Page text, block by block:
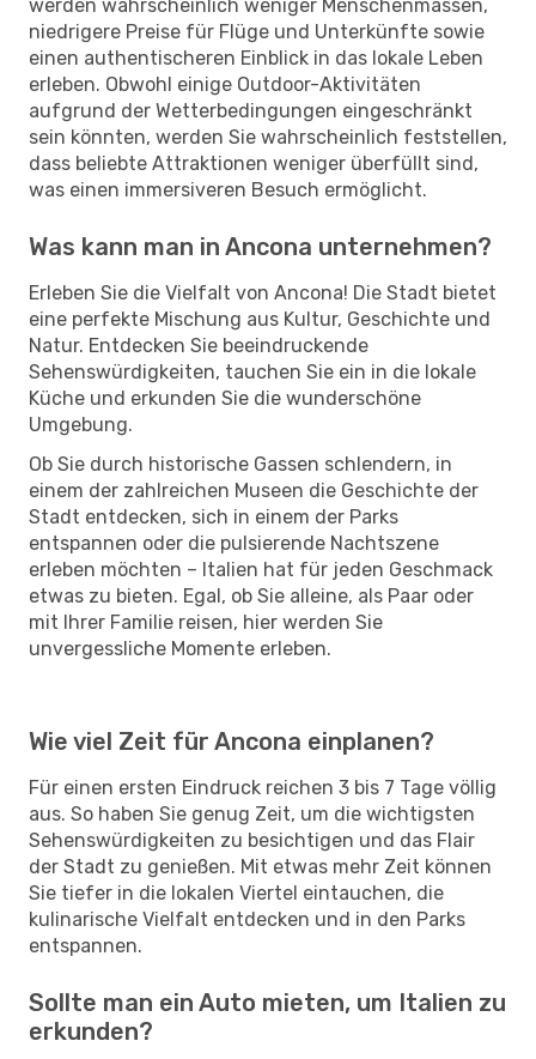
werden wahrscheinlich weniger Menschenmassen,
niedrigere Preise für Flüge und Unterkünfte sowie
einen authentischeren Einblick in das lokale Leben
erleben. Obwohl einige Outdoor-Aktivitäten
aufgrund der Wetterbedingungen eingeschränkt
sein könnten, werden Sie wahrscheinlich feststellen,
dass beliebte Attraktionen weniger überfüllt sind,
was einen immersiveren Besuch ermöglicht.
Was kann man in Ancona unternehmen?
Erleben Sie die Vielfalt von Ancona! Die Stadt bietet
eine perfekte Mischung aus Kultur, Geschichte und
Natur. Entdecken Sie beeindruckende
Sehenswürdigkeiten, tauchen Sie ein in die lokale
Küche und erkunden Sie die wunderschöne
Umgebung.
Ob Sie durch historische Gassen schlendern, in
einem der zahlreichen Museen die Geschichte der
Stadt entdecken, sich in einem der Parks
entspannen oder die pulsierende Nachtszene
erleben möchten – Italien hat für jeden Geschmack
etwas zu bieten. Egal, ob Sie alleine, als Paar oder
mit Ihrer Familie reisen, hier werden Sie
unvergessliche Momente erleben.
Wie viel Zeit für Ancona einplanen?
Für einen ersten Eindruck reichen 3 bis 7 Tage völlig
aus. So haben Sie genug Zeit, um die wichtigsten
Sehenswürdigkeiten zu besichtigen und das Flair
der Stadt zu genießen. Mit etwas mehr Zeit können
Sie tiefer in die lokalen Viertel eintauchen, die
kulinarische Vielfalt entdecken und in den Parks
entspannen.
Sollte man ein Auto mieten, um Italien zu
erkunden?